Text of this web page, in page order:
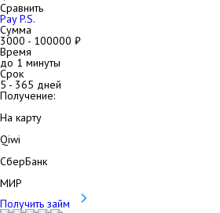
Сравнить
Pay P.S.
Сумма
3000 - 100000 ₽
Время
до 1 минуты
Срок
5- 365 дней
Получение:
На карту
Qiwi
СберБанк
МИР
Получить займ